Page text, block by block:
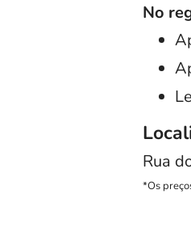
No
Rua
*Os